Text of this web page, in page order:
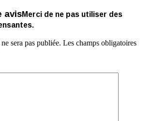
avisMerci de ne pas utiliser des
sera pas publiée. Les champs obligatoires